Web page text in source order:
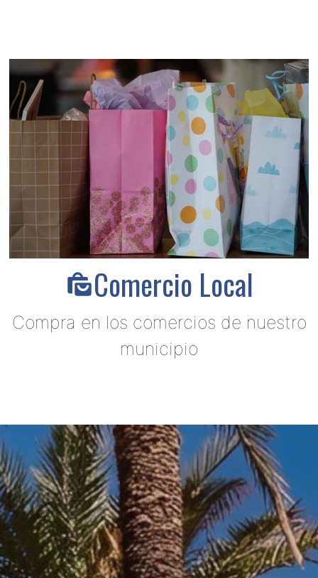
Comercio Local
Compra en los comercios de nuestro
municipio